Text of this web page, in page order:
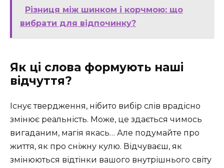
Різниця між шинком і корчмою: що
вибрати для відпочинку?
Як ці слова формують наші
відчуття?
Існує твердження, нібито вибір слів врадісно
змінює реальність. Може, це здається чимось
вигаданим, магія якась… Але подумайте про
життя, як про сніжну кулю. Відчуваєш, як
змінюються відтінки вашого внутрішнього світу